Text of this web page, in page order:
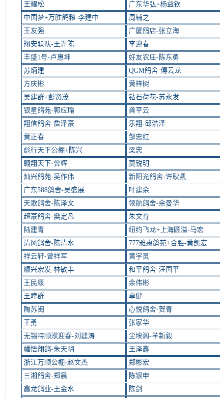
王耀松
广东华弘+杨益钦
中国梦+万胜鸽粮-李建中
周辅之
王友强
广厦鸽店-张立海
翔安联队-王许陈
李迎春
丰盛1号-卢惠坤
好友农庄-陈东勇
苏炳建
QGM鸽舍-傅云龙
方庆彬
黄梓树
吴建群+彭贤茂
钻石荷花-苏永发
银星鸽苑-郭应瑜
龚平云
翔信鸽舍-詹泽豪
乐翔-邱浩泽
黄正春
邹忠红
彪行天下公棚+陈兴
梁忠
翱翔天下-曾辉
莫锐明
灿兴鸽苑-吴作伟
新阳光鸽舍-许耿凯
广东588鸽舍-吴盛展
叶建余
天歌鸽舍-陈泽文
领航鸽舍-余曼华
超豪鸽舍-樊定凡
朱文育
陆建青
纽约飞龙+上海圆溢-马宏
清风鸽舍-陈清水
777雅惠鸽苑+合胜-黄凯宏
祥云轩-曾祥军
黄宇灵
顺兴宏发-林敏丰
和平鸽舍-汪国平
王民康
余伟彬
王睦群
卓健
陶苏闽
心悦鸽舍-贺青
王勇
张家华
无锡特顺洑迎春-刘建涛
尘埃阁-羊新毅
幡悟翔鸽-朱天明
王泽鑫
浙江万顺公棚-赵文杰
郑彬宏
三湘鸽舍-郑晨
陈银申
鑫龙鸽业-王金水
陈剑